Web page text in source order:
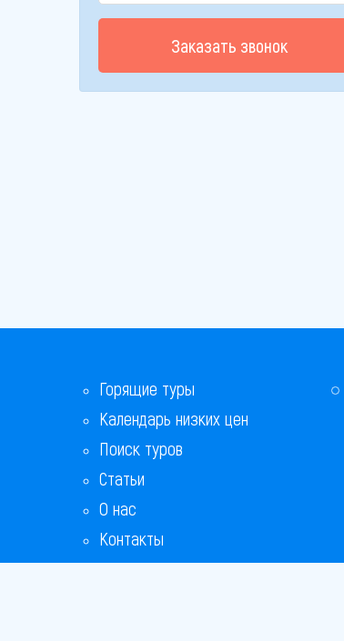
Заказать звонок
Горящие туры
Календарь низких цен
Поиск туров
Статьи
О нас
Контакты
Бонусная программа